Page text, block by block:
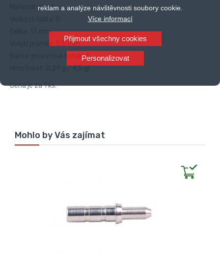
reklam a analýze návštěvnosti soubory cookie.
Více informací
Přijmout všechny cookies
Personalizovat
Materiál: plast
Délka: 17 mm
Vnější průměr: 5,5 mm
Barva: průsvitná červená
Hmotnost: 0,29 g / 4,5 gr
Cena je za 1 ks.
Mohlo by Vás zajímat